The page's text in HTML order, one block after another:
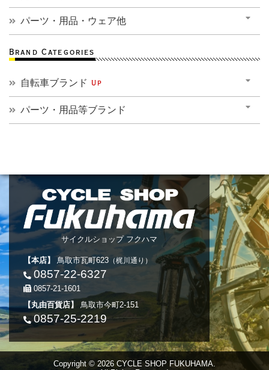
パーツ・用品・ウェア他
Brand Categories
自転車ブランド Up
パーツ・用品等ブランド
サイクルショップ フクハマ
【本店】 鳥取市瓦町623 （梶川通り）
0857-22-6327
0857-21-1601
【丸由百貨店】
鳥取市今町2-151
0857-25-2219
Copyright © 2026 CYCLE SHOP FUKUHAMA.